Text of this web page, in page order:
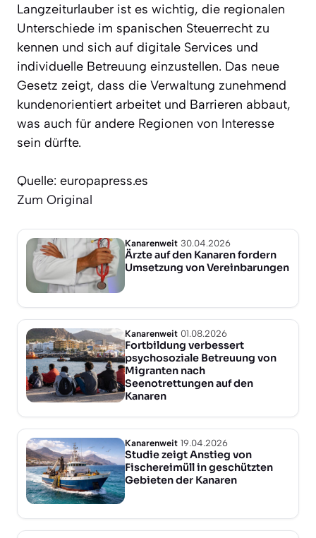
Langzeiturlauber ist es wichtig, die regionalen
Unterschiede im spanischen Steuerrecht zu
kennen und sich auf digitale Services und
individuelle Betreuung einzustellen. Das neue
Gesetz zeigt, dass die Verwaltung zunehmend
kundenorientiert arbeitet und Barrieren abbaut,
was auch für andere Regionen von Interesse
sein dürfte.
Quelle: europapress.es
Zum Original
Kanarenweit 30.04.2026
Ärzte auf den Kanaren fordern
Umsetzung von Vereinbarungen
Kanarenweit 01.08.2026
Fortbildung verbessert
psychosoziale Betreuung von
Migranten nach
Seenotrettungen auf den
Kanaren
Kanarenweit 19.04.2026
Studie zeigt Anstieg von
Fischereimüll in geschützten
Gebieten der Kanaren